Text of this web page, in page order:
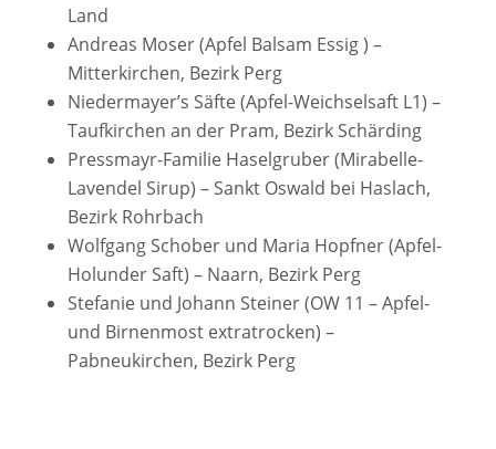
Land
Andreas Moser (Apfel Balsam Essig ) –
Mitterkirchen, Bezirk Perg
Niedermayer’s Säfte (Apfel-Weichselsaft L1) –
Taufkirchen an der Pram, Bezirk Schärding
Pressmayr-Familie Haselgruber (Mirabelle-
Lavendel Sirup) – Sankt Oswald bei Haslach,
Bezirk Rohrbach
Wolfgang Schober und Maria Hopfner (Apfel-
Holunder Saft) – Naarn, Bezirk Perg
Stefanie und Johann Steiner (OW 11 – Apfel-
und Birnenmost extratrocken) –
Pabneukirchen, Bezirk Perg